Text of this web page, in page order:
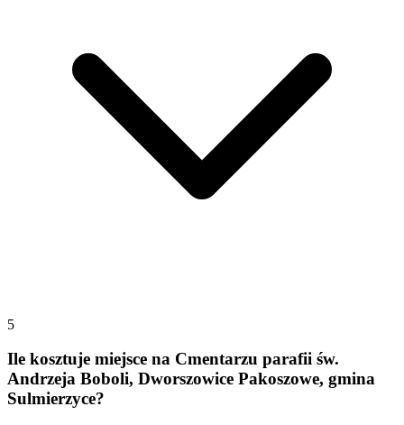
5
Ile kosztuje miejsce na Cmentarzu parafii św.
Andrzeja Boboli, Dworszowice Pakoszowe, gmina
Sulmierzyce?